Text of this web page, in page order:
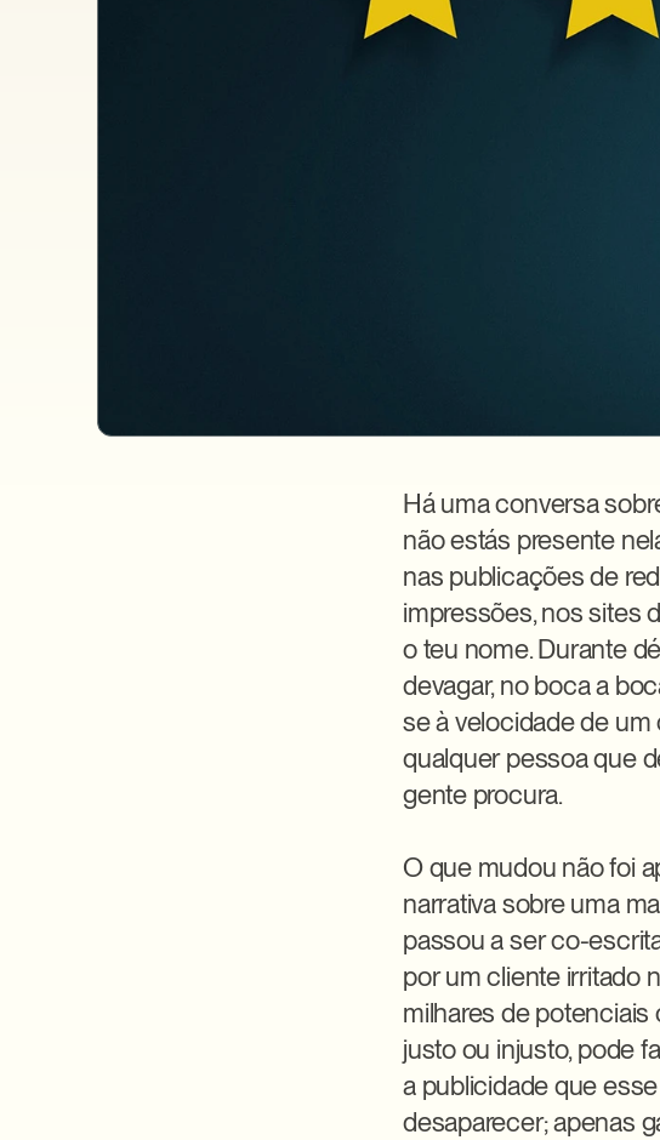
Há uma conversa
não estás presente
nas publicações de
impressões, nos sites
o teu nome. Durante
devagar, no boca a
se à velocidade de um
qualquer pessoa que
gente procura.
O que mudou não foi
narrativa sobre uma
passou a ser co-
por um cliente irritado
milhares de potenciais
justo ou injusto, pode
a publicidade que
desaparecer; apenas